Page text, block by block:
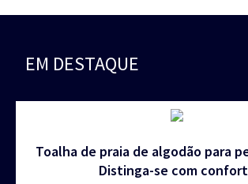
EM DESTAQUE
Toalha de praia de algodão para
Distinga-se com